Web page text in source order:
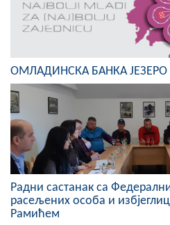
Занимљивости
О Начелнику
Замјеник начелника
Извјештај о раду
ОМЛАДИНСКА БАНКА
Радни састанак са
расељених особа и
Рамићем